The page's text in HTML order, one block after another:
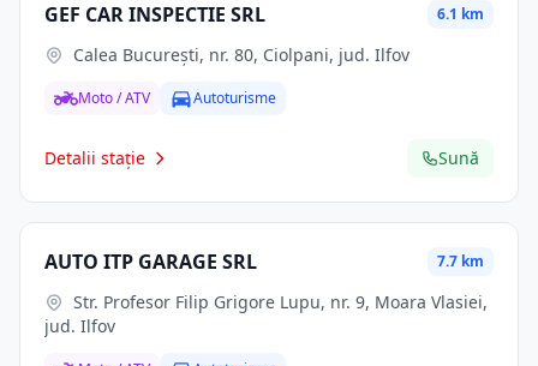
GEF CAR INSPECTIE SRL 6.1 km
Calea Bucureşti, nr. 80, Ciolpani, jud. Ilfov
Moto / ATV Autoturisme
Detalii stație Sună
AUTO ITP GARAGE SRL 7.7 km
jud. Ilfov